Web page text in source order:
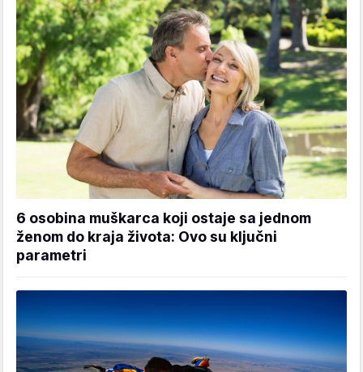
6 osobina muškarca koji ostaje sa jednom
ženom do kraja života: Ovo su ključni
parametri